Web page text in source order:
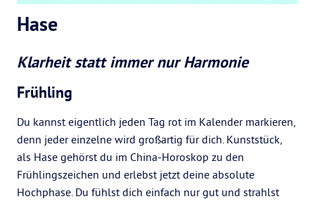
Hase
Klarheit statt immer nur Harmonie
Frühling
Du kannst eigentlich jeden Tag rot im Kalender markieren,
denn jeder einzelne wird großartig für dich. Kunststück,
als Hase gehörst du im China-Horoskop zu den
Frühlingszeichen und erlebst jetzt deine absolute
Hochphase. Du fühlst dich einfach nur gut und strahlst